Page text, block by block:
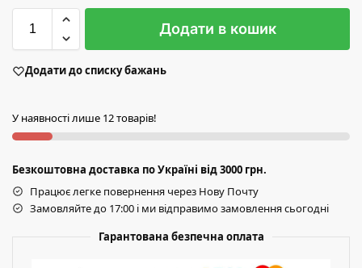
Додати в кошик
Додати до списку бажань
У наявності лише 12 товарів!
Безкоштовна доставка по Україні від 3000 грн.
Працює легке повернення через Нову Почту
Замовляйте до 17:00 і ми відправимо замовлення сьогодні
Гарантована безпечна оплата